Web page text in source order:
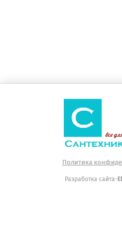
Разработка сайта-
Политика